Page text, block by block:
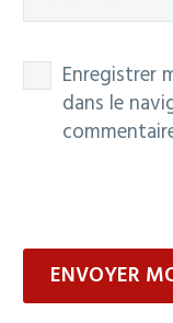
Enregistrer
dans le
ENVOYER